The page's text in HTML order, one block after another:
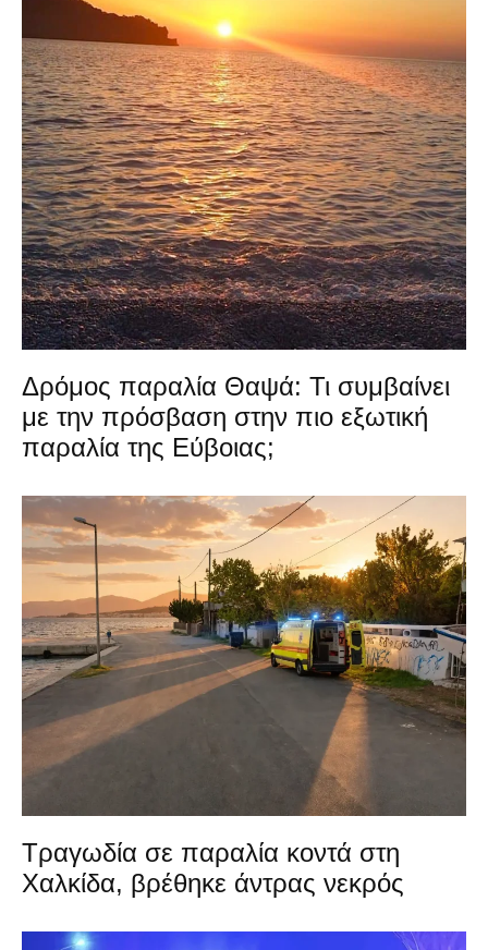
Δρόμος παραλία Θαψά: Τι συμβαίνει
με την πρόσβαση στην πιο εξωτική
παραλία της Εύβοιας;
Τραγωδία σε παραλία κοντά στη
Χαλκίδα, βρέθηκε άντρας νεκρός